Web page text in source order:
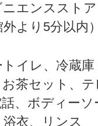
エンススト
より5分以内
イレ、冷蔵
茶セット、
、ボディー
衣、リンス